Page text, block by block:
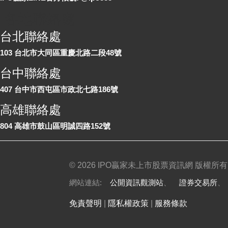
台北聯絡處
103 台北市大同區重慶北路二段48號
台中聯絡處
407 台中市西屯區市政北七路186號
高雄聯絡處
804 高雄市鼓山區明誠四路152號
© 2026 IPO贏家未上市股票資訊網 版權所有
網站連結: 公開資訊觀測站、 證券交易所
免責聲明 隱私權政策| 服務條款